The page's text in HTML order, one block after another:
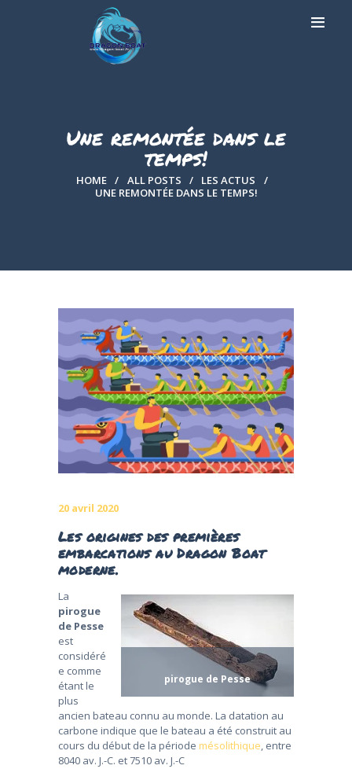
Une remontée dans le
temps!
HOME ALL POSTS
LES ACTUS
UNE REMONTÉE DANS LE TEMPS!
PRESTATIONS
LA BOUTIQUE
20 avril 2020
Les origines des premières
embarcations au Dragon Boat
moderne.
pirogue de Pesse
La
pirogue
de Pesse
est
considéré
e comme
étant le
plus
ancien bateau connu au monde. La datation au
carbone indique que le bateau a été construit au
cours du début de la période mésolithique, entre
8040 av. J.-C. et 7510 av. J.-C